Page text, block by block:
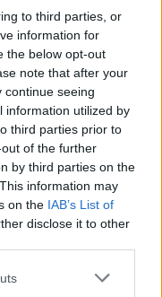
to third parties, or
information for
the below opt-out
note that after your
continue seeing
information utilized by
third parties prior to
of the further
by third parties on the
information may
on the IAB’s List of
disclose it to other
vergunning
Websites als
betMGM met de
nieuwe en
Premier League of